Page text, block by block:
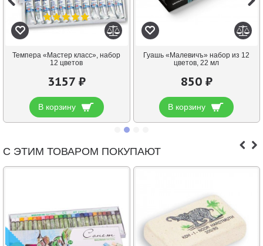
Темпера «Мастер класс», набор
12 цветов
3157 ₽
В корзину
Гуашь «Малевичъ» набор из 12
цветов, 22 мл
850 ₽
В корзину
С ЭТИМ ТОВАРОМ ПОКУПАЮТ